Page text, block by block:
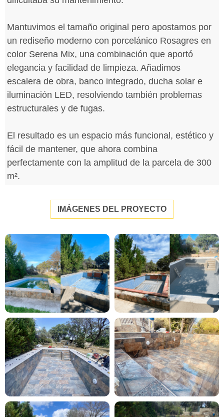
Mantuvimos el tamaño original pero apostamos por
un rediseño moderno con porcelánico Rosagres en
color Serena Mix, una combinación que aportó
elegancia y facilidad de limpieza. Añadimos
escalera de obra, banco integrado, ducha solar e
iluminación LED, resolviendo también problemas
estructurales y de fugas.
El resultado es un espacio más funcional, estético y
fácil de mantener, que ahora combina
perfectamente con la amplitud de la parcela de 300
m².
IMÁGENES DEL PROYECTO